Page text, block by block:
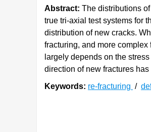
Abstract: The distributions
true tri-axial test systems for
distribution of new cracks.
fracturing, and more
largely depends on the
direction of new fractures
Keywords: re-fracturing /